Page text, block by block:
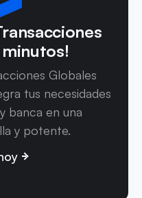
Globales
tus necesidades
banca en una
y potente.